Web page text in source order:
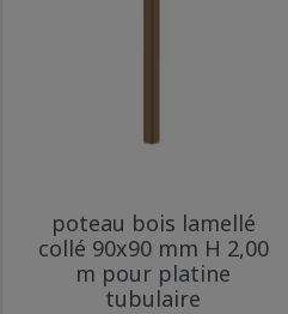
Aperçu rapide
poteau bois lamellé
collé 90x90 mm H 2,00
m pour platine
tubulaire